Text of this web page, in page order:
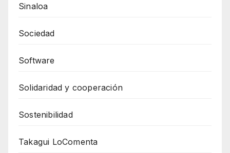
Sinaloa
Sociedad
Software
Solidaridad y cooperación
Sostenibilidad
Takagui LoComenta